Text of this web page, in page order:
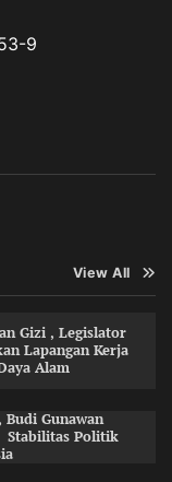
9
View All
Gizi , Legislator
Lapangan Kerja
Alam
Gunawan
Stabilitas Politik